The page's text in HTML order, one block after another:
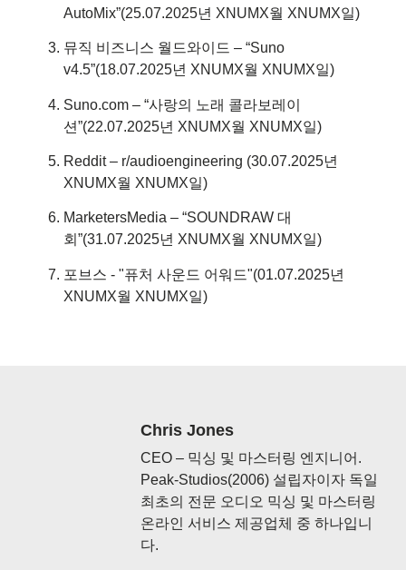
AutoMix”(25.07.2025년 XNUMX월 XNUMX일)
뮤직 비즈니스 월드와이드 – “Suno
v4.5”(18.07.2025년 XNUMX월 XNUMX일)
Suno.com – “사랑의 노래 콜라보레이
션”(22.07.2025년 XNUMX월 XNUMX일)
Reddit – r/audioengineering (30.07.2025년
XNUMX월 XNUMX일)
MarketersMedia – “SOUNDRAW 대
회”(31.07.2025년 XNUMX월 XNUMX일)
포브스 - "퓨처 사운드 어워드"(01.07.2025년
XNUMX월 XNUMX일)
Chris Jones
CEO – 믹싱 및 마스터링 엔지니어.
Peak-Studios(2006) 설립자이자 독일
최초의 전문 오디오 믹싱 및 마스터링
온라인 서비스 제공업체 중 하나입니
다.